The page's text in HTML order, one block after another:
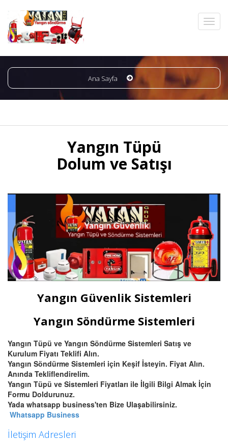
Ana Sayfa
Yangın Tüpü
Dolum ve Satışı
Yangın Güvenlik Sistemleri
Yangın Söndürme Sistemleri
Yangın Tüpü ve Yangın Söndürme Sistemleri Satış ve
Kurulum Fiyatı Teklifi Alın.
Yangın Söndürme Sistemleri için Keşif İsteyin. Fiyat Alın.
Anında Tekliflendirelim.
Yangın Tüpü ve Sistemleri Fiyatları ile İlgili Bilgi Almak İçin
Formu Doldurunuz.
Yada whatsapp business'ten Bize Ulaşabilirsiniz.
Whatsapp Business
İletişim Adresleri